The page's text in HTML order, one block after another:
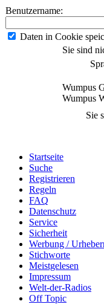
Benutzername:
Daten in Cookie
Sie sind
Wumpus
Wumpus
Sie
Startseite
Suche
Registrieren
Regeln
FAQ
Datenschutz
Service
Sicherheit
Werbung /
Stichworte
Meistgelesen
Impressum
Welt-der-Radios
Off Topic